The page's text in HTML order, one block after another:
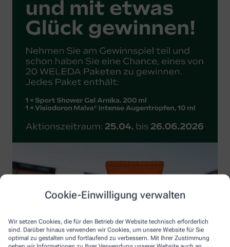
Cookie-Einwilligung verwalten
Wir setzen Cookies, die für den Betrieb der Website technisch erforderlich
sind. Darüber hinaus verwenden wir Cookies, um unsere Website für Sie
optimal zu gestalten und fortlaufend zu verbessern. Mit Ihrer Zustimmung